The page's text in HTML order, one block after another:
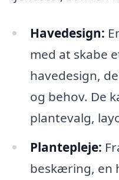
Havedesign:
med at skabe
havedesign,
og behov. De
plantevalg,
Plantepleje:
beskæring, en